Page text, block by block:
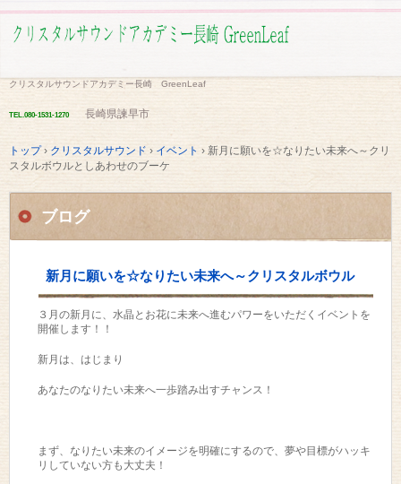
クリスタルサウンドアカデミー長崎 GreenLeaf
TEL.080-1531-1270 長崎県諫早市
トップ› クリスタルサウンド › イベント ›新月に願いを☆なりたい未来へ～クリ
スタルボウルとしあわせのブーケ
ブログ
新月に願いを☆なりたい未来へ～クリスタルボウル
としあわせのブーケ
３月の新月に、水晶とお花に未来へ進むパワーをいただくイベントを
開催します！！
新月は、はじまり
あなたのなりたい未来へ一歩踏み出すチャンス！
まず、なりたい未来のイメージを明確にするので、夢や目標がハッキ
リしていない方も大丈夫！